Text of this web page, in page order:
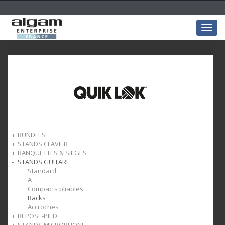
BUNDLES
Bundles claviers
STANDS CLAVIER
X
Y
Monolith
Table
Z
Colonne
BANQUETTES & SIEGES
Clavier
Piano
Universel
STANDS GUITARE
Standard
A
Compacts pliables
Racks
Accroches
REPOSE-PIED